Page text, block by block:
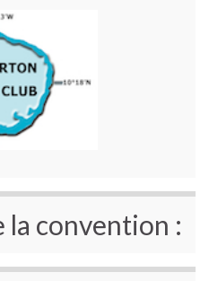
la convention :